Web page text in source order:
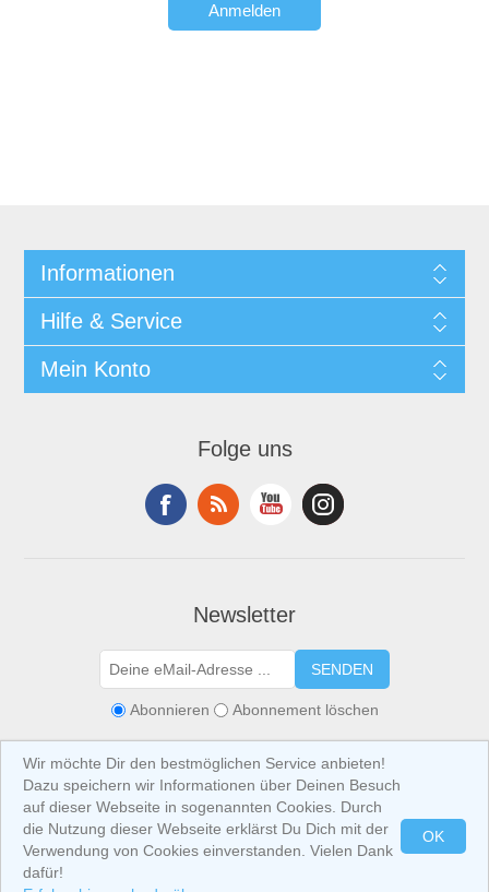
Anmelden
Informationen
Hilfe & Service
Mein Konto
Folge uns
Newsletter
SENDEN
Abonnieren Abonnement löschen
Copyright © 2026 IBIZA at Home. Alle Rechte vorbehalten.Alle Preise sind
Wir möchte Dir den bestmöglichen Service anbieten!
Dazu speichern wir Informationen über Deinen Besuch
auf dieser Webseite in sogenannten Cookies. Durch
die Nutzung dieser Webseite erklärst Du Dich mit der
Verwendung von Cookies einverstanden. Vielen Dank
dafür!
OK